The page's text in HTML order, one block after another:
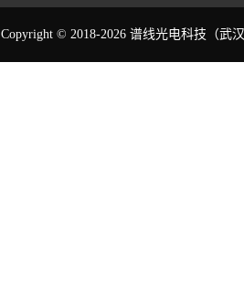
Copyright © 2018-2026 谱线光电科技（武